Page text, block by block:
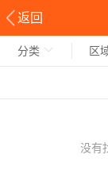
返回
分类 区
没有